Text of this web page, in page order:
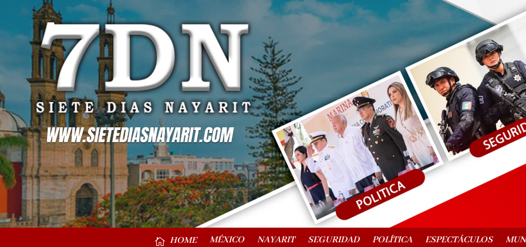
HOME MÉXICO NAYARIT SEGURIDAD POLÍTICA ESPECTÁCULOS